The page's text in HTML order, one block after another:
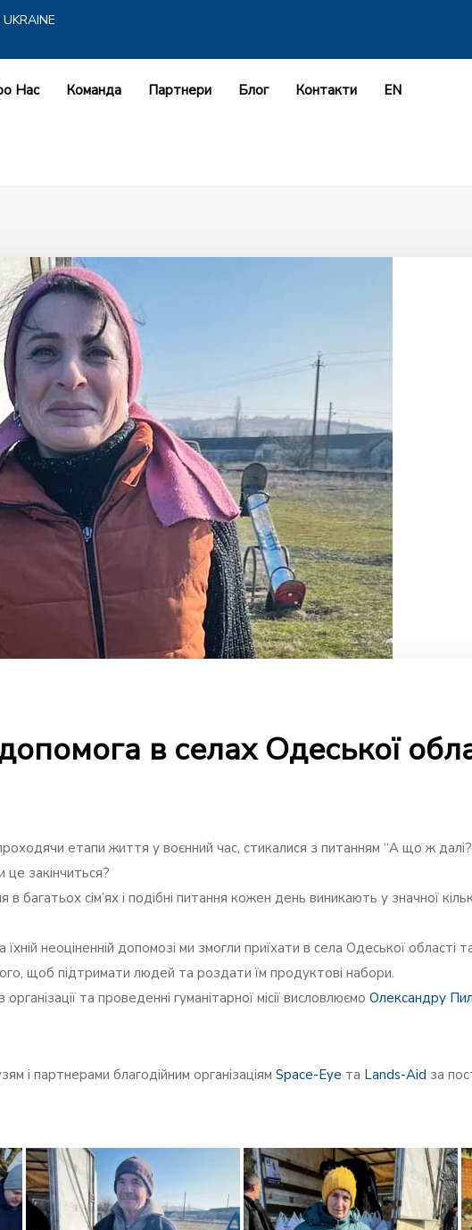
Нас Команда Партнери Блог Контакти EN
в селах Одеської
етапи життя у воєнний час, стикалися з питанням “А що ж
закінчиться?
в багатьох сім’ях і подібні питання кожен день виникають у значної
неоціненній допомозі ми змогли приїхати в села Одеської області
щоб підтримати людей та роздати їм продуктові набори.
та проведенні гуманітарної місії висловлюємо Олександру
і партнерами благодійним організаціям Space-Eye та Lands-Aid за